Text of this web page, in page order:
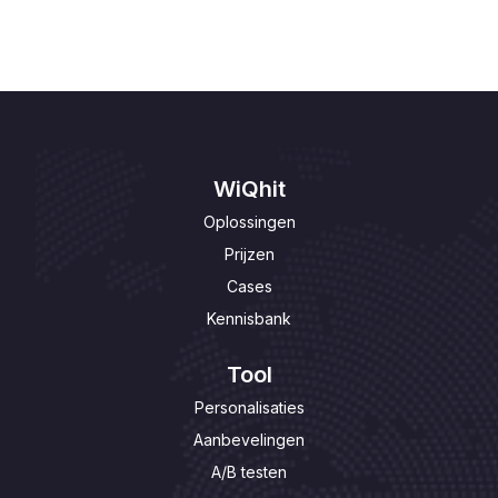
WiQhit
Oplossingen
Prijzen
Cases
Kennisbank
Tool
Personalisaties
Aanbevelingen
A/B testen